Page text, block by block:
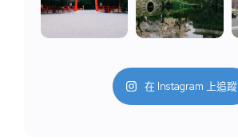
在 Instagram 上追蹤